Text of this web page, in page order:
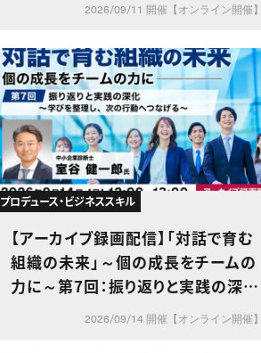
2026/09/11 開催【オンライン開催】
プロデュース・ビジネススキル
【アーカイブ録画配信】「対話で育む
組織の未来」～個の成長をチームの
力に～第7回：振り返りと実践の深
化〜学びを整理し、次の行動へつな
2026/09/14 開催【オンライン開催】